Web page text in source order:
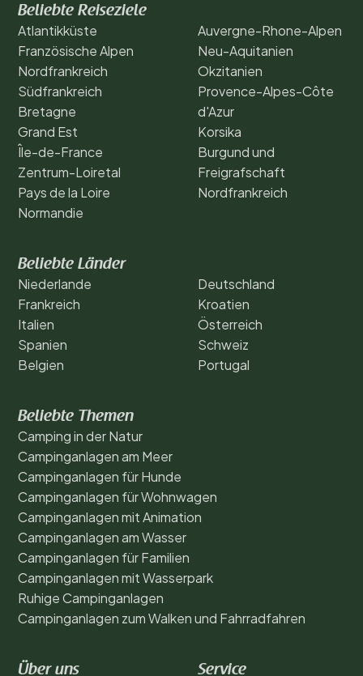
Beliebte Reiseziele
Atlantikküste
Französische Alpen
Nordfrankreich
Südfrankreich
Bretagne
Grand Est
Île-de-France
Zentrum-Loiretal
Pays de la Loire
Normandie
Auvergne-Rhone-Alpen
Neu-Aquitanien
Okzitanien
Provence-Alpes-Côte
d'Azur
Korsika
Burgund und
Freigrafschaft
Nordfrankreich
Beliebte Länder
Niederlande
Frankreich
Italien
Spanien
Belgien
Deutschland
Kroatien
Österreich
Schweiz
Portugal
Beliebte Themen
Camping in der Natur
Campinganlagen am Meer
Campinganlagen für Hunde
Campinganlagen für Wohnwagen
Campinganlagen mit Animation
Campinganlagen am Wasser
Campinganlagen für Familien
Campinganlagen mit Wasserpark
Ruhige Campinganlagen
Campinganlagen zum Walken und Fahrradfahren
Über uns Service